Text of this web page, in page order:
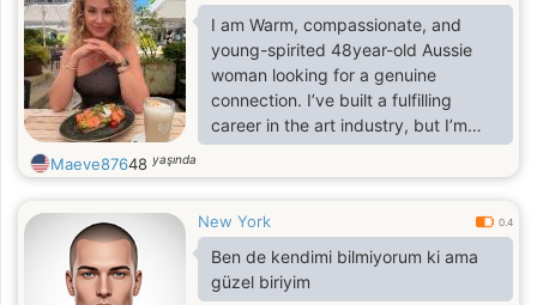
I am Warm, compassionate, and
young-spirited 48year-old Aussie
woman looking for a genuine
connection. I’ve built a fulfilling
career in the art industry, but I’m
ready to focus on my personal life
and find a special someone to share
Maeve87648 yaşında
New York 0.4
Ben de kendimi bilmiyorum ki ama
güzel biriyim